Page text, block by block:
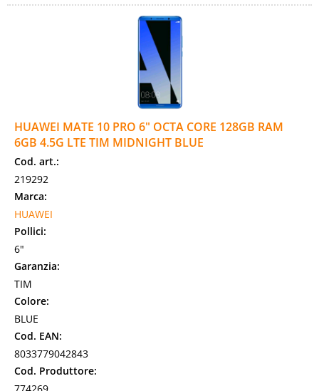
HUAWEI MATE 10 PRO 6" OCTA CORE 128GB RAM
6GB 4.5G LTE TIM MIDNIGHT BLUE
Cod. art.:
219292
Marca:
HUAWEI
Pollici:
6"
Garanzia:
TIM
Colore:
BLUE
Cod. EAN:
8033779042843
Cod. Produttore: